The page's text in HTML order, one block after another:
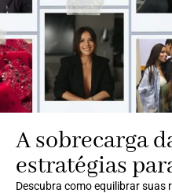
A sobrecarga
estratégias
Descubra como equilibrar suas